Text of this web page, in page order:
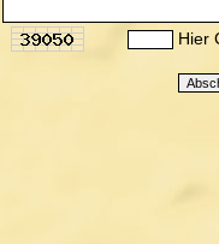
Hier